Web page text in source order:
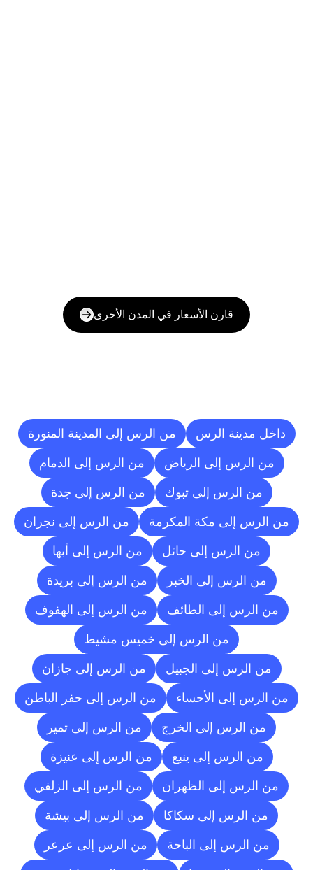
قارن الأسعار في المدن الأخرى
داخل مدينة الرس من الرس إلى المدينة المنورة
من الرس إلى الرياض من الرس إلى الدمام
من الرس إلى تبوك من الرس إلى جدة
من الرس إلى مكة المكرمة من الرس إلى نجران
من الرس إلى حائل من الرس إلى أبها
من الرس إلى الخبر من الرس إلى بريدة
من الرس إلى الطائف من الرس إلى الهفوف
من الرس إلى خميس مشيط
من الرس إلى الجبيل من الرس إلى جازان
من الرس إلى الأحساء من الرس إلى حفر الباطن
من الرس إلى الخرج من الرس إلى تمير
من الرس إلى ينبع من الرس إلى عنيزة
من الرس إلى الظهران من الرس إلى الزلفي
من الرس إلى سكاكا من الرس إلى بيشة
من الرس إلى الباحة من الرس إلى عرعر